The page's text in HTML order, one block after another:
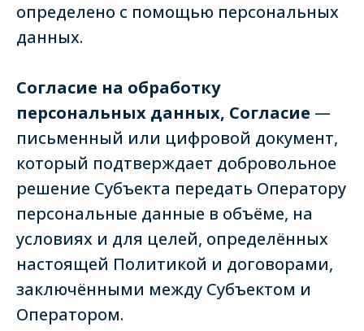
определено с помощью персональных
данных.
Согласие на обработку
персональных данных, Согласие —
письменный или цифровой документ,
который подтверждает добровольное
решение Субъекта передать Оператору
персональные данные в объёме, на
условиях и для целей, определённых
настоящей Политикой и договорами,
заключёнными между Субъектом и
Оператором.